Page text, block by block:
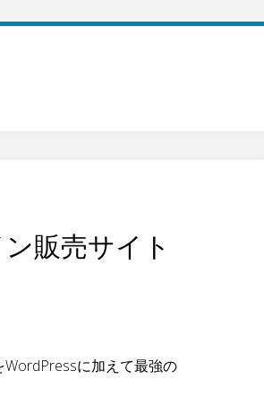
販売サイト
に加えて最強の